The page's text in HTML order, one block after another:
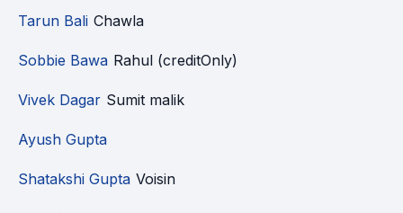
Tarun Bali Chawla
Sobbie Bawa Rahul (creditOnly)
Vivek Dagar Sumit malik
Ayush Gupta
Shatakshi Gupta Voisin